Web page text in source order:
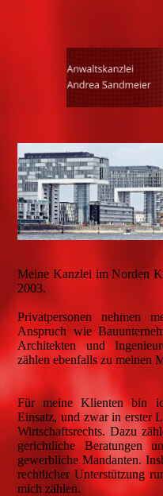
Meine Kanzlei im Norden
2003.
Privatpersonen nehmen
Anspruch wie
Architekten und
zählen ebenfalls zu meinen
Für meine Klienten bin
Einsatz, und zwar in erster
Wirtschaftsrechts. Dazu
gerichtliche Beratungen
gewerbliche Mandanten.
rechtlicher Unterstützung
mich zählen.